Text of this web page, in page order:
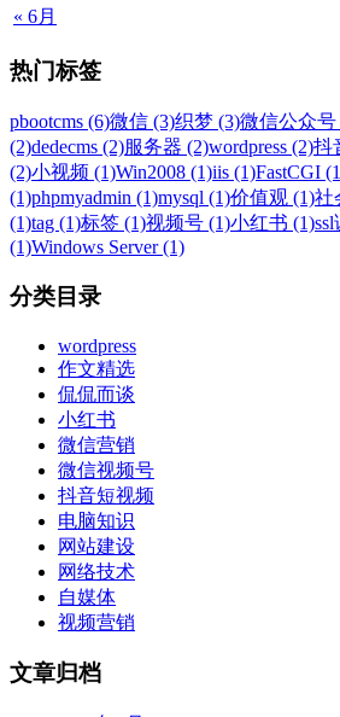
« 6月
热门标签
pbootcms (6)微信 (3)织梦 (3)微信公众号
(2)dedecms (2)服务器 (2)wordpress (2)抖
(2)小视频 (1)Win2008 (1)iis (1)FastCGI
(1)phpmyadmin (1)mysql (1)价值观 (1)社
(1)tag (1)标签 (1)视频号 (1)小红书 (1)ssl
(1)Windows Server (1)
分类目录
wordpress
作文精选
侃侃而谈
小红书
微信营销
微信视频号
抖音短视频
电脑知识
网站建设
网络技术
自媒体
视频营销
文章归档